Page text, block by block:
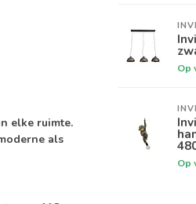
elke ruimte.
als
Op
Op